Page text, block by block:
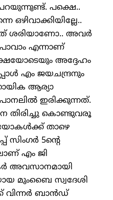
പക്ഷെ..
ഒഴിവാക്കിയില്ലേ..
ശരിയാണോ.. അവര്‍
പോവാം എന്നാണ്
അദ്ദേഹം
എം ജയചന്ദ്രനും
ആര്യാ
ഇരിക്കുന്നത്.
തിരിച്ചു കൊണ്ടുവരൂ
താഴെ
സിംഗര്‍ 5ന്റെ
എം ജി
അവസാനമായി
മുംബൈ സ്വദേശി
വിന്നര്‍ ബാന്‍ഡ്